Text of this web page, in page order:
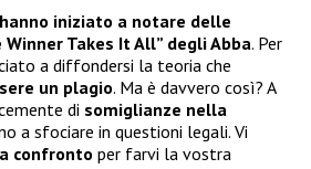
hanno iniziato a notare delle
Takes It All” degli Abba. Per
a diffondersi la teoria che
un plagio. Ma è davvero così? A
di somiglianze nella
a sfociare in questioni legali. Vi
confronto per farvi la vostra